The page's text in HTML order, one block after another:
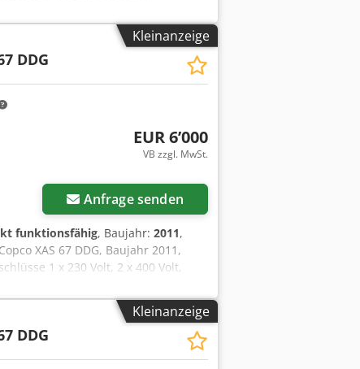
Kleinanzeige
DDG
EUR 6’000
VB zzgl. MwSt.
Anfrage senden
funktionsfähig, Baujahr: 2011,
XAS 67 DDG, Baujahr 2011,
1 x 230 Volt, 2 x 400 Volt,
springt die Sicherung raus,
Kleinanzeige
DDG